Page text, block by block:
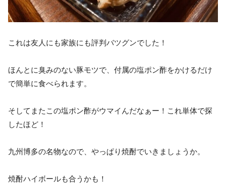
これは友人にも家族にも評判バツグンでした！
ほんとに臭みのない豚モツで、付属の塩ポン酢をかけるだけ
で簡単に食べられます。
そしてまたこの塩ポン酢がウマイんだなぁー！これ単体で探
したほど！
九州博多の名物なので、やっぱり焼酎でいきましょうか。
焼酎ハイボールも合うかも！